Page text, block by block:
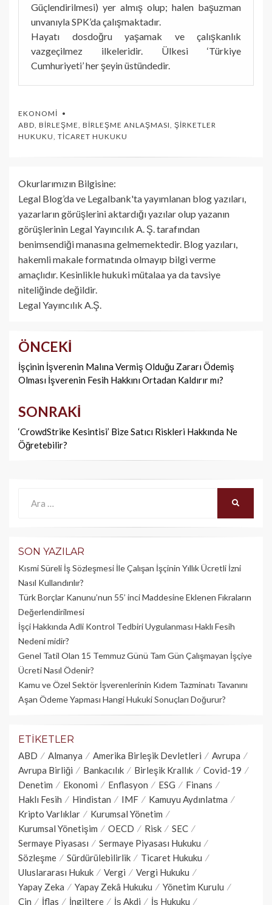
Güçlendirilmesi) yer almış olup; halen başuzman
unvanıyla SPK’da çalışmaktadır.
Hayatı dosdoğru yaşamak ve çalışkanlık
vazgeçilmez ilkeleridir. Ülkesi ‘Türkiye
Cumhuriyeti’ her şeyin üstündedir.
EKONOMI
ABD BIRLEŞME BIRLEŞME ANLAŞMASI ŞIRKETLER
HUKUKU TICARET HUKUKU
Okurlarımızın Bilgisine:
Legal Blog’da ve Legalbank'ta yayımlanan blog yazıları,
yazarların görüşlerini aktardığı yazılar olup yazanın
görüşlerinin Legal Yayıncılık A. Ş. tarafından
benimsendiği manasına gelmemektedir. Blog yazıları,
hakemli makale formatında olmayıp bilgi verme
amaçlıdır. Kesinlikle hukuki mütalaa ya da tavsiye
niteliğinde değildir.
Legal Yayıncılık A.Ş.
Yazı
dolaşımı
ÖNCEKI
İşçinin İşverenin Malına Vermiş Olduğu Zararı Ödemiş
Olması İşverenin Fesih Hakkını Ortadan Kaldırır mı?
SONRAKI
‘CrowdStrike Kesintisi’ Bize Satıcı Riskleri Hakkında Ne
Öğretebilir?
SON YAZILAR
Kısmi Süreli İş Sözleşmesi İle Çalışan İşçinin Yıllık Üc­retli İzni
Nasıl Kullandırılır?
Türk Borçlar Kanunu’nun 55’ inci Maddesine Eklenen Fıkraların
Değerlendirilmesi
İşçi Hakkında Adli Kontrol Tedbiri Uygulanması Haklı Fesih
Nedeni midir?
Genel Tatil Olan 15 Temmuz Günü Tam Gün Çalışmayan İşçiye
Ücreti Nasıl Ödenir?
Kamu ve Özel Sektör İşverenlerinin Kıdem Tazminatı Tavanını
Aşan Ödeme Yapması Hangi Hukuki Sonuçları Doğurur?
ETIKETLER
ABD Almanya Amerika Birleşik Devletleri
Avrupa
Avrupa Birliği
Bankacılık Birleşik Krallık
Covid-19
Denetim
Ekonomi Enflasyon ESG
Finans
Haklı Fesih
Hindistan IMF
Kamuyu Aydınlatma
Kripto Varlıklar
Kurumsal Yönetim
Kurumsal Yönetişim
OECD Risk
SEC
Sermaye Piyasası
Sermaye Piyasası Hukuku
Sözleşme
Sürdürülebilirlik
Ticaret Hukuku
Uluslararası Hukuk
Vergi
Vergi Hukuku
Yapay Zeka
Yapay Zekâ Hukuku
Yönetim Kurulu
Çin
İflas İngiltere İş Akdi İş Hukuku